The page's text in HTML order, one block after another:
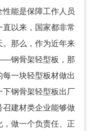
能是保障工作人员
以来，国家都非常
。那么，作为近年来
钢骨架轻型板，那
一块轻型板材做出
下钢骨架轻型板出厂
召建材类企业能够做
做一个负责任、正